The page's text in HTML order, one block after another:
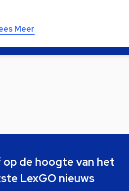
Meer
op de hoogte van het
LexGO nieuws